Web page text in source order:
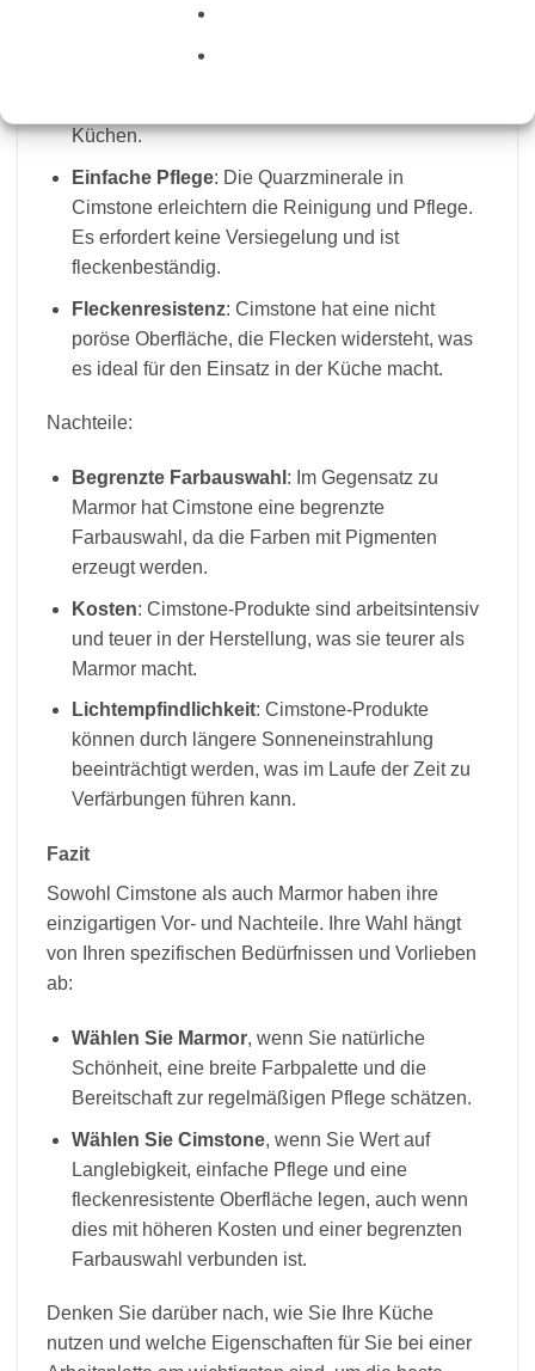
Küchen.
Einfache Pflege: Die Quarzminerale in
Cimstone erleichtern die Reinigung und Pflege.
Es erfordert keine Versiegelung und ist
fleckenbeständig.
Fleckenresistenz: Cimstone hat eine nicht
poröse Oberfläche, die Flecken widersteht, was
es ideal für den Einsatz in der Küche macht.
Nachteile:
Begrenzte Farbauswahl : Im Gegensatz zu
Marmor hat Cimstone eine begrenzte
Farbauswahl, da die Farben mit Pigmenten
erzeugt werden.
Kosten: Cimstone-Produkte sind arbeitsintensiv
und teuer in der Herstellung, was sie teurer als
Marmor macht.
Lichtempfindlichkeit: Cimstone-Produkte
können durch längere Sonneneinstrahlung
beeinträchtigt werden, was im Laufe der Zeit zu
Verfärbungen führen kann.
Fazit
Sowohl Cimstone als auch Marmor haben ihre
einzigartigen Vor- und Nachteile. Ihre Wahl hängt
von Ihren spezifischen Bedürfnissen und Vorlieben
ab:
Wählen Sie Marmor, wenn Sie natürliche
Schönheit, eine breite Farbpalette und die
Bereitschaft zur regelmäßigen Pflege schätzen.
Wählen Sie Cimstone, wenn Sie Wert auf
Langlebigkeit, einfache Pflege und eine
fleckenresistente Oberfläche legen, auch wenn
dies mit höheren Kosten und einer begrenzten
Farbauswahl verbunden ist.
Denken Sie darüber nach, wie Sie Ihre Küche
nutzen und welche Eigenschaften für Sie bei einer